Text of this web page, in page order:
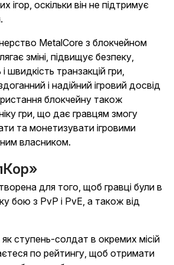
ігор, оскільки він не підтримує
MetalCore з блокчейном
зміні, підвищує безпеку,
швидкість транзакцій гри,
і надійний ігровий досвід
блокчейну також
гри, що дає гравцям змогу
та монетизувати ігровими
власником.
для того, щоб гравці були в
бою з PvP і PvE, а також від
ступень-солдат в окремих місій
по рейтингу, щоб отримати